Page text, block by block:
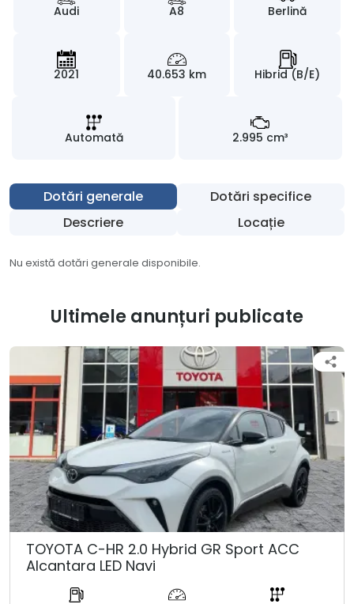
Audi A8 Berlină
2021 40.653 km Hibrid (B/E)
Automată 2.995 cm³
Dotări generale
Dotări specifice
Descriere
Locație
Nu există dotări generale disponibile.
Ultimele anunțuri publicate
TOYOTA C-HR 2.0 Hybrid GR Sport ACC
Alcantara LED Navi